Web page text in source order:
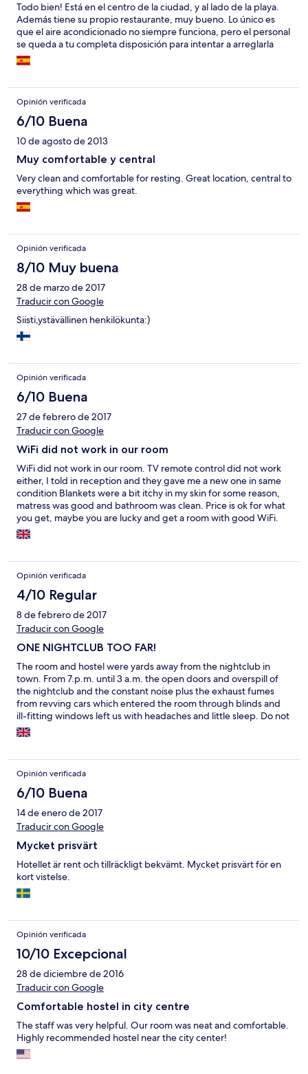
Todo bien! Está en el centro de la ciudad, y al lado de la playa.
Además tiene su propio restaurante, muy bueno. Lo único es
que el aire acondicionado no siempre funciona, pero el personal
se queda a tu completa disposición para intentar a arreglarla
Opinión verificada
6/10 Buena
10 de agosto de 2013
Muy comfortable y central
Very clean and comfortable for resting. Great location, central to
everything which was great.
Opinión verificada
8/10 Muy buena
28 de marzo de 2017
Traducir con Google
Siisti,ystävällinen henkilökunta:)
Opinión verificada
6/10 Buena
27 de febrero de 2017
Traducir con Google
WiFi did not work in our room
WiFi did not work in our room. TV remote control did not work
either, I told in reception and they gave me a new one in same
condition Blankets were a bit itchy in my skin for some reason,
matress was good and bathroom was clean. Price is ok for what
you get, maybe you are lucky and get a room with good WiFi.
Woman in reception is a bit rude.
Opinión verificada
4/10 Regular
8 de febrero de 2017
Traducir con Google
ONE NIGHTCLUB TOO FAR!
The room and hostel were yards away from the nightclub in
town. From 7.p.m. until 3 a.m. the open doors and overspill of
the nightclub and the constant noise plus the exhaust fumes
from revving cars which entered the room through blinds and
ill-fitting windows left us with headaches and little sleep. Do not
stay in this hostel on a Friday or Saturday if you can avoid it.
Beware also that the Reception staff don't appear to start until
daytime staff could be called to have something done about it.
Anything but a good experience Double glazing would be a
good start folks!!!
Opinión verificada
6/10 Buena
14 de enero de 2017
Traducir con Google
Mycket prisvärt
Hotellet är rent och tillräckligt bekvämt. Mycket prisvärt för en
kort vistelse.
Opinión verificada
10/10 Excepcional
28 de diciembre de 2016
Traducir con Google
Comfortable hostel in city centre
The staff was very helpful. Our room was neat and comfortable.
Highly recommended hostel near the city center!